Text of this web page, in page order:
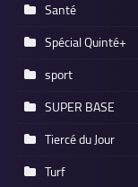
Santé
Spécial Quinté+
sport
SUPER BASE
Tiercé du Jour
Turf